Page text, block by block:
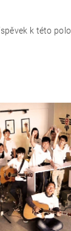
k této